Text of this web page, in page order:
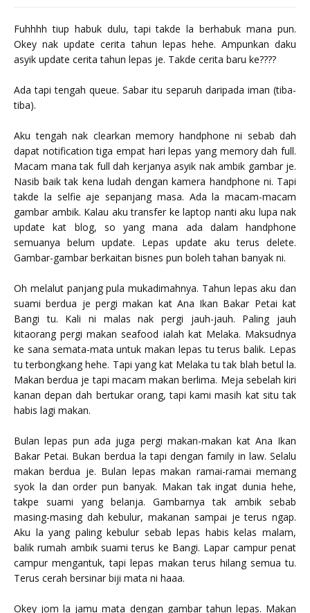
Fuhhhh tiup habuk dulu, tapi takde la berhabuk mana pun.
Okey nak update cerita tahun lepas hehe. Ampunkan daku
asyik update cerita tahun lepas je. Takde cerita baru ke????
Ada tapi tengah queue. Sabar itu separuh daripada iman (tiba-
tiba).
Aku tengah nak clearkan memory handphone ni sebab dah
dapat notification tiga empat hari lepas yang memory dah full.
Macam mana tak full dah kerjanya asyik nak ambik gambar je.
Nasib baik tak kena ludah dengan kamera handphone ni. Tapi
takde la selfie aje sepanjang masa. Ada la macam-macam
gambar ambik. Kalau aku transfer ke laptop nanti aku lupa nak
update kat blog, so yang mana ada dalam handphone
semuanya belum update. Lepas update aku terus delete.
Gambar-gambar berkaitan bisnes pun boleh tahan banyak ni.
Oh melalut panjang pula mukadimahnya. Tahun lepas aku dan
suami berdua je pergi makan kat Ana Ikan Bakar Petai kat
Bangi tu. Kali ni malas nak pergi jauh-jauh. Paling jauh
kitaorang pergi makan seafood ialah kat Melaka. Maksudnya
ke sana semata-mata untuk makan lepas tu terus balik. Lepas
tu terbongkang hehe. Tapi yang kat Melaka tu tak blah betul la.
Makan berdua je tapi macam makan berlima. Meja sebelah kiri
kanan depan dah bertukar orang, tapi kami masih kat situ tak
habis lagi makan.
Bulan lepas pun ada juga pergi makan-makan kat Ana Ikan
Bakar Petai. Bukan berdua la tapi dengan family in law. Selalu
makan berdua je. Bulan lepas makan ramai-ramai memang
syok la dan order pun banyak. Makan tak ingat dunia hehe,
takpe suami yang belanja. Gambarnya tak ambik sebab
masing-masing dah kebulur, makanan sampai je terus ngap.
Aku la yang paling kebulur sebab lepas habis kelas malam,
balik rumah ambik suami terus ke Bangi. Lapar campur penat
campur mengantuk, tapi lepas makan terus hilang semua tu.
Terus cerah bersinar biji mata ni haaa.
Okey jom la jamu mata dengan gambar tahun lepas. Makan